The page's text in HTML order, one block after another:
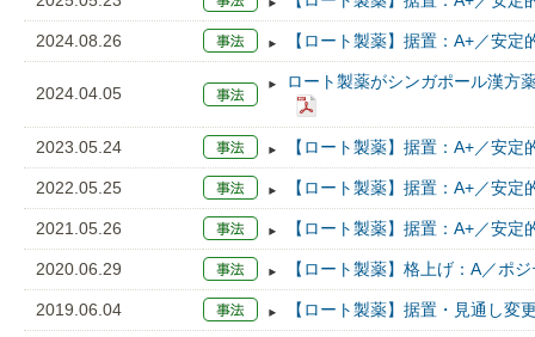
2024.08.26 【ロート製薬】据置：A+／安定
2024.04.05
ロート製薬がシンガポール漢方
2023.05.24 【ロート製薬】据置：A+／安定
2022.05.25 【ロート製薬】据置：A+／安定
2021.05.26 【ロート製薬】据置：A+／安定
2020.06.29 【ロート製薬】格上げ：A／ポ
2019.06.04 【ロート製薬】据置・見通し